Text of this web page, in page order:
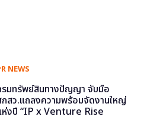
NEWS
รมทรัพย์สินทางปัญญา จับมือ
สว.แถลงความพร้อมจัดงานใหญ่
ห่งปี “IP x Venture Rise